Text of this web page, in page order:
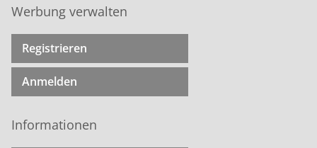
Werbung verwalten
Registrieren
Anmelden
Informationen